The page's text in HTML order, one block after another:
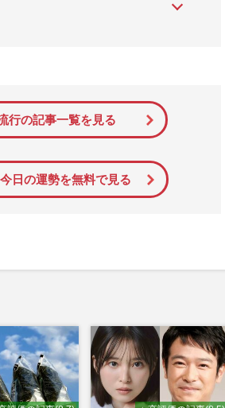
報やお金周りの気になる話題を提
報道をスクープしたことで「編集者
社が運営している。
行の記事一覧を見る
今日の運勢を無料で見る